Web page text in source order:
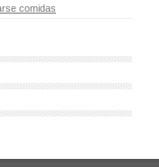
comidas